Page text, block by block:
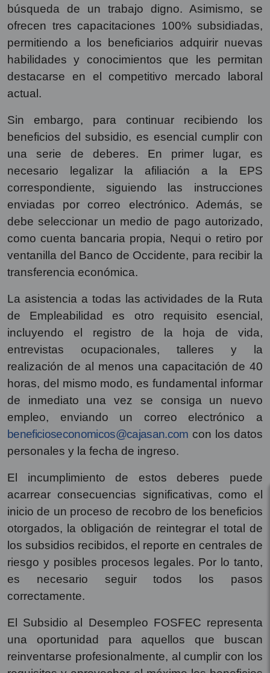
búsqueda de un trabajo digno. Asimismo, se
ofrecen tres capacitaciones 100% subsidiadas,
permitiendo a los beneficiarios adquirir nuevas
habilidades y conocimientos que les permitan
destacarse en el competitivo mercado laboral
actual.
Sin embargo, para continuar recibiendo los
beneficios del subsidio, es esencial cumplir con
una serie de deberes. En primer lugar, es
necesario legalizar la afiliación a la EPS
correspondiente, siguiendo las instrucciones
enviadas por correo electrónico. Además, se
debe seleccionar un medio de pago autorizado,
como cuenta bancaria propia, Nequi o retiro por
ventanilla del Banco de Occidente, para recibir la
transferencia económica.
La asistencia a todas las actividades de la Ruta
de Empleabilidad es otro requisito esencial,
incluyendo el registro de la hoja de vida,
entrevistas ocupacionales, talleres y la
realización de al menos una capacitación de 40
horas, del mismo modo, es fundamental informar
de inmediato una vez se consiga un nuevo
empleo, enviando un correo electrónico a
beneficioseconomicos@cajasan.com con los datos
personales y la fecha de ingreso.
El incumplimiento de estos deberes puede
acarrear consecuencias significativas, como el
inicio de un proceso de recobro de los beneficios
otorgados, la obligación de reintegrar el total de
los subsidios recibidos, el reporte en centrales de
riesgo y posibles procesos legales. Por lo tanto,
es necesario seguir todos los pasos
correctamente.
El Subsidio al Desempleo FOSFEC representa
una oportunidad para aquellos que buscan
reinventarse profesionalmente, al cumplir con los